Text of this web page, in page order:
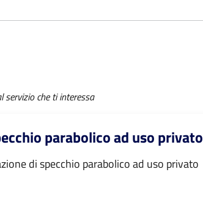
servizio che ti interessa
parabolico ad uso privato
di specchio parabolico ad uso privato